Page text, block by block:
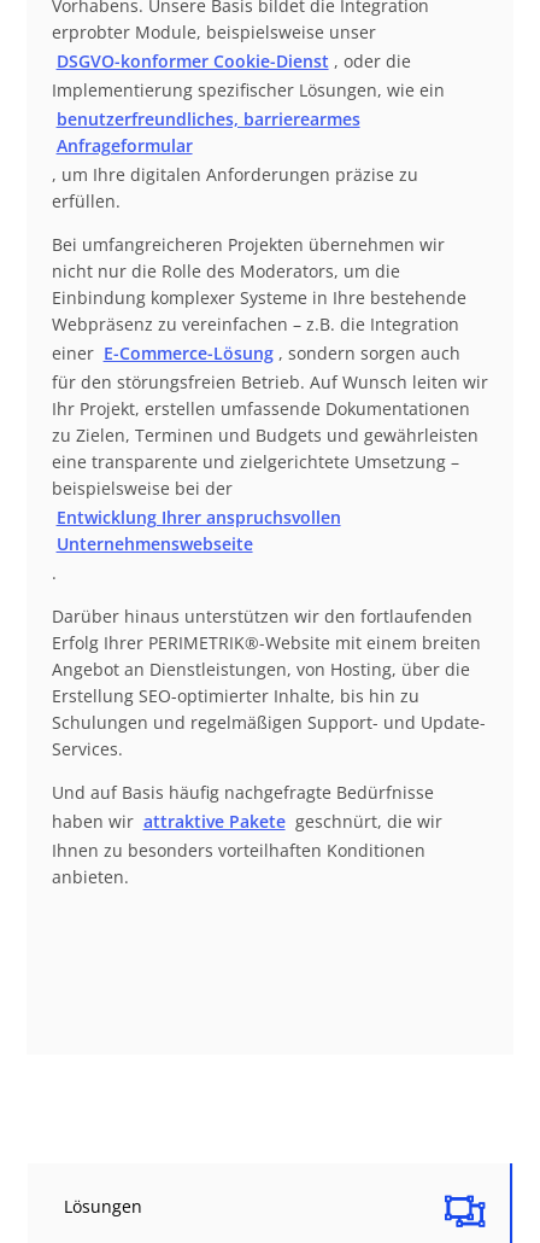
Vorhabens. Unsere Basis bildet die Integration
erprobter Module, beispielsweise unser
DSGVO-konformer Cookie-Dienst , oder die
Implementierung spezifischer Lösungen, wie ein
benutzerfreundliches, barrierearmes
Anfrageformular
, um Ihre digitalen Anforderungen präzise zu
erfüllen.
Bei umfangreicheren Projekten übernehmen wir
nicht nur die Rolle des Moderators, um die
Einbindung komplexer Systeme in Ihre bestehende
Webpräsenz zu vereinfachen – z.B. die Integration
einer E-Commerce-Lösung , sondern sorgen auch
für den störungsfreien Betrieb. Auf Wunsch leiten wir
Ihr Projekt, erstellen umfassende Dokumentationen
zu Zielen, Terminen und Budgets und gewährleisten
eine transparente und zielgerichtete Umsetzung –
beispielsweise bei der
Entwicklung Ihrer anspruchsvollen
Unternehmenswebseite
.
Darüber hinaus unterstützen wir den fortlaufenden
Erfolg Ihrer PERIMETRIK®-Website mit einem breiten
Angebot an Dienstleistungen, von Hosting, über die
Erstellung SEO-optimierter Inhalte, bis hin zu
Schulungen und regelmäßigen Support- und Update-
Services.
Und auf Basis häufig nachgefragte Bedürfnisse
haben wir attraktive Pakete geschnürt, die wir
Ihnen zu besonders vorteilhaften Konditionen
anbieten.

Lösungen